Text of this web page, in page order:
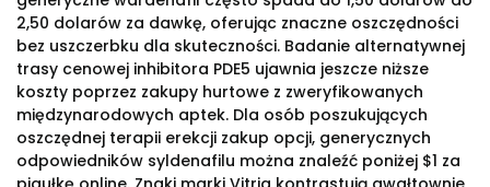
2,50 dolarów za dawkę, oferując znaczne oszczędności
bez uszczerbku dla skuteczności. Badanie alternatywnej
trasy cenowej inhibitora PDE5 ujawnia jeszcze niższe
koszty poprzez zakupy hurtowe z zweryfikowanych
międzynarodowych aptek. Dla osób poszukujących
oszczędnej terapii erekcji zakup opcji, generycznych
odpowiedników syldenafilu można znaleźć poniżej $1 za